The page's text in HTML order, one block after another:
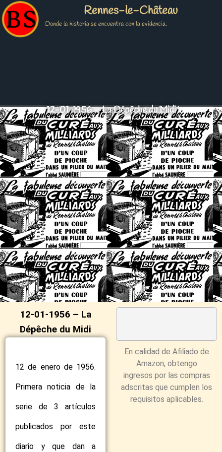
Rennes-le-Château
Donde la historia se encuentra con la evidencia.
12-01-1956 – La Dépêche du Midi
12-01-1956 – La
Dépêche du Midi
12 de enero de 1956.
Primera noticia de la
serie de 3 artículos
publicados por este
diario y que dan a
En calidad de Afiliado de
Amazon, obtengo
ingresos por las compras
adscritas que cumplen los
requisitos aplicables.